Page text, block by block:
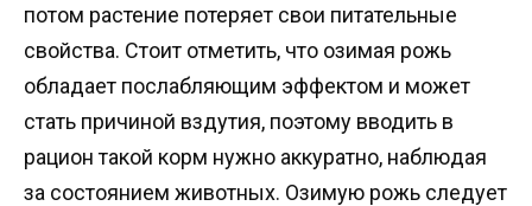
потом растение потеряет свои питательные
свойства. Стоит отметить, что озимая рожь
обладает послабляющим эффектом и может
стать причиной вздутия, поэтому вводить в
рацион такой корм нужно аккуратно, наблюдая
за состоянием животных. Озимую рожь следует